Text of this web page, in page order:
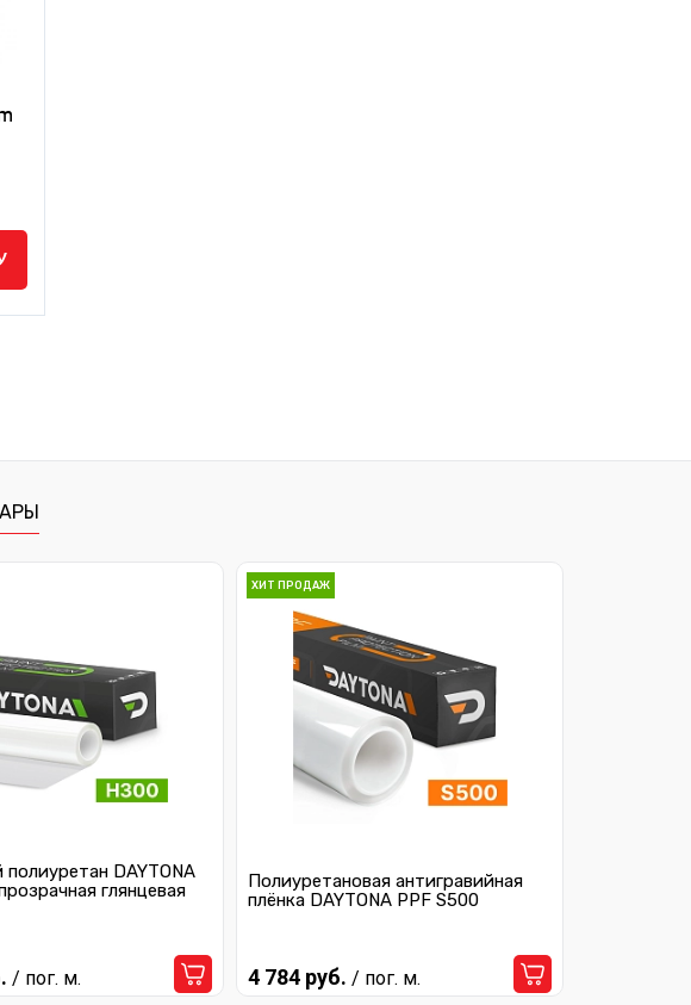
DAYTONA
глянцевая
/ пог. м.
ХИТ ПРОДАЖ
Полиуретановая антигравийная
плёнка DAYTONA PPF S500
4 784 руб. / пог. м.